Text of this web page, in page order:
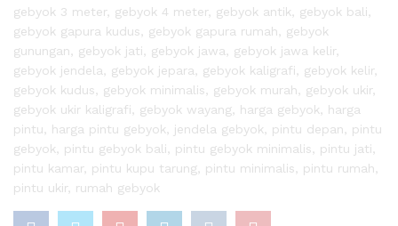
gebyok 3 meter, gebyok 4 meter, gebyok antik gebyok bali
gebyok gapura kudus
gebyok gapura rumah
gebyok
gunungan
gebyok jati gebyok jawa gebyok jawa kelir,
gebyok jendela
gebyok jepara gebyok kaligrafi gebyok kelir,
gebyok kudus
gebyok minimalis gebyok murah gebyok ukir,
gebyok ukir kaligrafi
gebyok wayang harga gebyok
harga
pintu
harga pintu gebyok jendela gebyok pintu depan
pintu
gebyok
pintu gebyok bali pintu gebyok minimalis pintu jati
pintu kamar, pintu kupu tarung pintu minimalis pintu rumah
pintu ukir, rumah gebyok